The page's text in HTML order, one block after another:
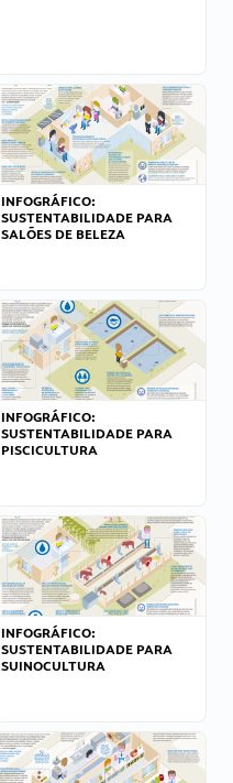
INFOGRÁFICO:
SUSTENTABILIDADE PARA
SALÕES DE BELEZA
INFOGRÁFICO:
SUSTENTABILIDADE PARA
PISCICULTURA
INFOGRÁFICO:
SUSTENTABILIDADE PARA
SUINOCULTURA